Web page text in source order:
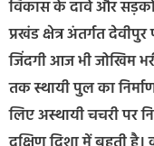
विकास के दावे और
प्रखंड क्षेत्र अंतर्गत
जिंदगी आज भी जोखिम
तक स्थायी पुल का
लिए अस्थायी चचरी पर